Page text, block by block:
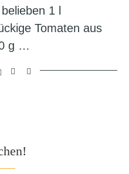
1 l
Tomaten aus
g …